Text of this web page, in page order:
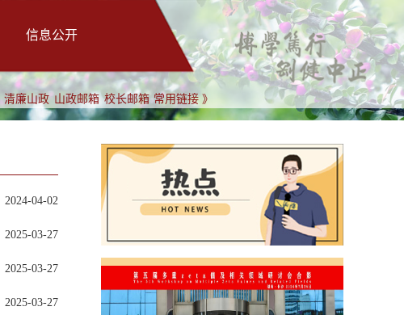
信息公开
清廉山政 山政邮箱 校长邮箱 常用链接 》
2024-04-02
2025-03-27
2025-03-27
2025-03-27